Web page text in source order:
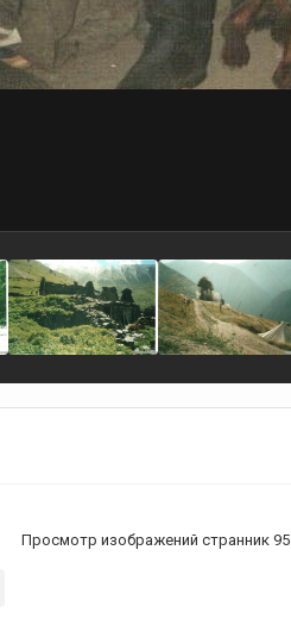
Просмотр изображений странник 95